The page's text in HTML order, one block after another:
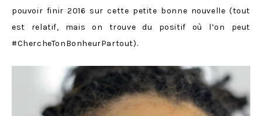
pouvoir finir 2016 sur cette petite bonne nouvelle (tout
est relatif, mais on trouve du positif où l’on peut
#ChercheTonBonheurPartout).